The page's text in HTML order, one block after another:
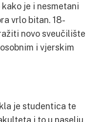
je i nesmetani
vrlo bitan. 18-
novo sveučilište
i vjerskim
je studentica te
i to u naselju